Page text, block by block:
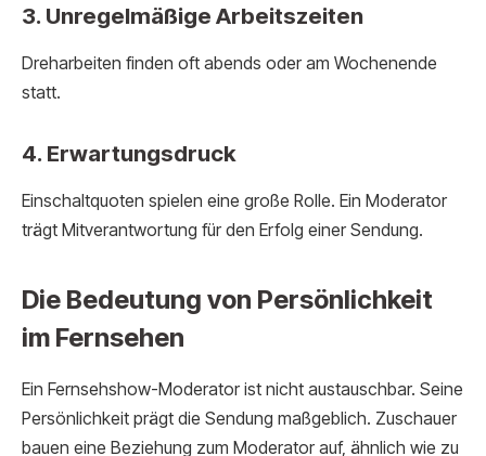
3. Unregelmäßige Arbeitszeiten
Dreharbeiten finden oft abends oder am Wochenende
statt.
4. Erwartungsdruck
Einschaltquoten spielen eine große Rolle. Ein Moderator
trägt Mitverantwortung für den Erfolg einer Sendung.
Die Bedeutung von Persönlichkeit
im Fernsehen
Ein Fernsehshow-Moderator ist nicht austauschbar. Seine
Persönlichkeit prägt die Sendung maßgeblich. Zuschauer
bauen eine Beziehung zum Moderator auf, ähnlich wie zu